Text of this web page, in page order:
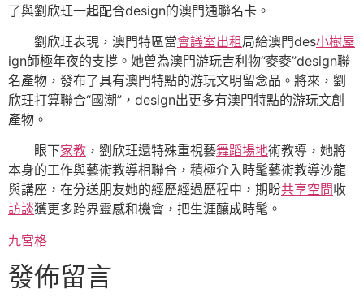
了與劉欣玨一起配合design的澳門通聯名卡。
劉欣玨表現，澳門特區當會議室出租 局給澳門des小樹屋
ign師極年夜的支撐。她曾為澳門游玩吉利物“麥麥”design聯
名產物，發布了具有澳門特點的游玩文明留念品。將來，劉
欣玨打算聯合“國潮”，design出更多有澳門特點的游玩文創
產物。
眼下家教 ，劉欣玨還特殊重視藝舞蹈場地術教導，她將
本身的工作與藝術教導相聯合，積極介入時髦藝術教導沙龍
與講座，在分送朋友她的經歷經過歷程中，期盼共享空間收
訪談獲更多跨界靈感和機會，把生涯釀成時髦。
九宮格
發佈留言